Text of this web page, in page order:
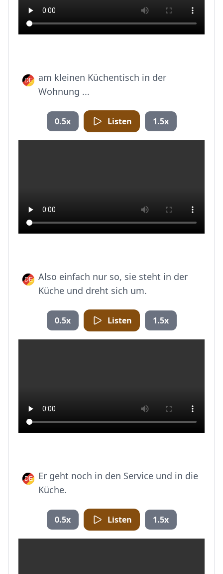
am kleinen Küchentisch in der
Wohnung ...
0.5x Listen 1.5x
Also einfach nur so, sie steht in der
Küche und dreht sich um.
0.5x Listen 1.5x
Er geht noch in den Service und in die
Küche.
0.5x Listen 1.5x